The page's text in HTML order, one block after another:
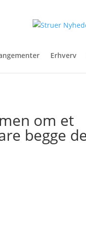
Erhverv
om et
begge